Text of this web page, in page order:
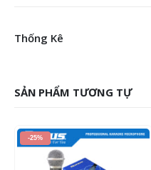
Thống Kê
SẢN PHẨM TƯƠNG TỰ
-25%